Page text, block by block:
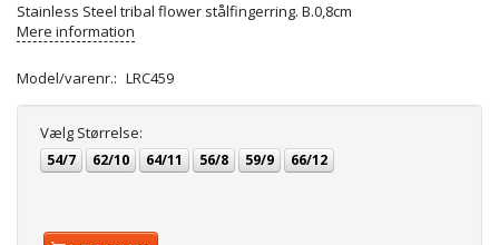
Stainless Steel tribal flower stålfingerring. B.0,8cm
Mere information
Model/varenr.: LRC459
Vælg Størrelse:
54/7 62/10 64/11 56/8 59/9 66/12